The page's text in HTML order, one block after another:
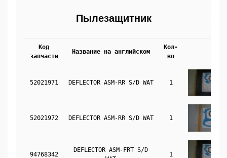
Пылезащитник
Код
запчасти
Название на английском
Кол-
во
52021971 DEFLECTOR ASM-RR S/D WAT 1
52021972 DEFLECTOR ASM-RR S/D WAT 1
94768342
DEFLECTOR ASM-FRT S/D
1